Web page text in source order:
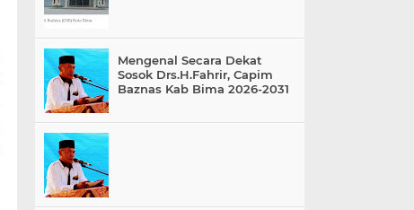
Mengenal Secara Dekat
Sosok Drs.H.Fahrir, Capim
Baznas Kab Bima 2026-2031